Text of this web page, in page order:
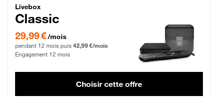
Livebox Classic Fibre
Livebox
Classic
29,99 € par mois pendant 12 mois puis 42,99 € par mois, Engagement 12 mois
29,99 €/mois
pendant 12 mois puis 42,99 €/mois
Engagement 12 mois
Choisir cette offre